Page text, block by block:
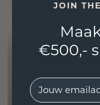
JOIN
€500,-
EMail